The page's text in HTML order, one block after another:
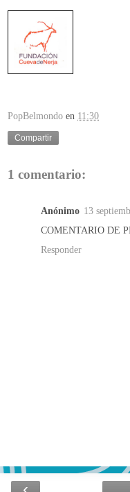
PopBelmondo en 11:30
Compartir
1 comentario:
Anónimo 13
COMENTARIO DE
Responder